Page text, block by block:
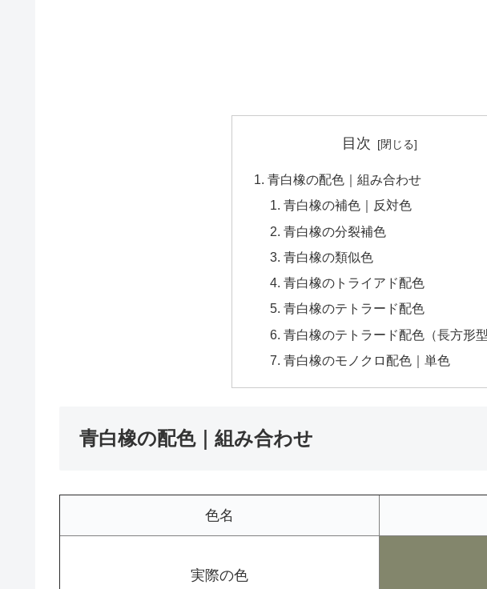
目次
青白橡の配色｜組み合わせ
青白橡の補色｜反対色
青白橡の分裂補色
青白橡の類似色
青白橡のトライアド配色
青白橡のテトラード配色
青白橡のテトラード配色（長方形型
青白橡のモノクロ配色｜単色
青白橡の配色｜組み合わせ
色名
実際の色